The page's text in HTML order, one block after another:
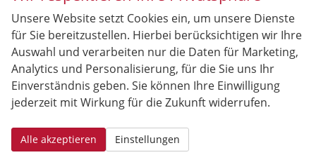
YS6 ISOFIX-Halterung hinten (an den äußeren Sitzen) +
oberer Haltegurt für Kindersitze
vorhanden
Y24 Rückfahrkamera
vorhanden
KK8 Parksensoren vorne und hinten
vorhanden
Y00 Berganfahrhilfe
vorhanden
Y0L Verkehrszeichenerkennung
vorhanden
Y1K Fahrspurhalte-Assistent
Unsere Website setzt Cookies ein, um unsere Dienste
für Sie bereitzustellen. Hierbei berücksichtigen wir Ihre
Auswahl und verarbeiten nur die Daten für Marketing,
Analytics und Personalisierung, für die Sie uns Ihr
Einverständnis geben. Sie können Ihre Einwilligung
jederzeit mit Wirkung für die Zukunft widerrufen.
Alle akzeptieren Einstellungen